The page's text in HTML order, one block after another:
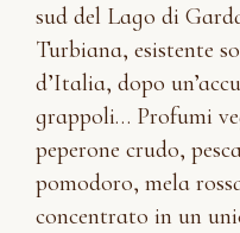
sud del Lago di
Turbiana, esistente
d’Italia, dopo
grappoli… Profumi
peperone crudo,
pomodoro, mela
concentrato in un